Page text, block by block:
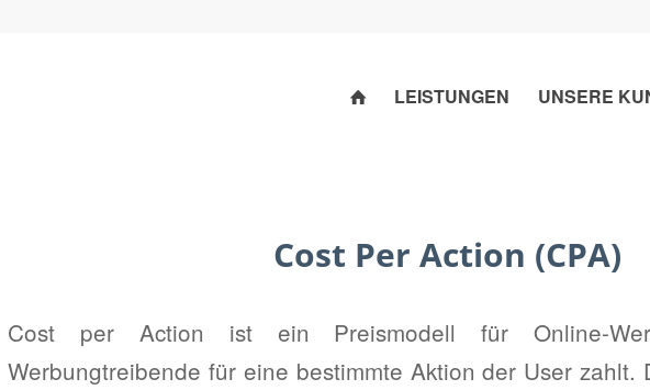
LEISTUNGEN UNSERE
Cost Per Action (CPA)
Cost per Action ist ein Preismodell für Online-
Werbungtreibende für eine bestimmte Aktion der User zahlt.